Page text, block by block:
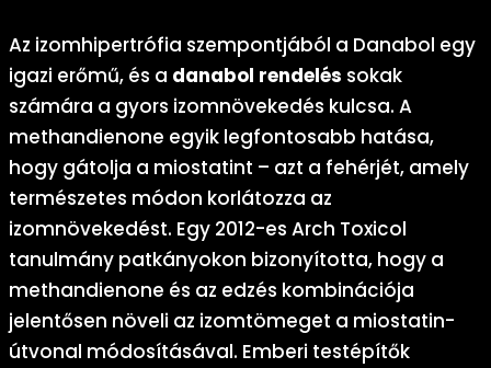
Az izomhipertrófia szempontjából a Danabol egy
igazi erőmű, és a danabol rendelés sokak
számára a gyors izomnövekedés kulcsa. A
methandienone egyik legfontosabb hatása,
hogy gátolja a miostatint – azt a fehérjét, amely
természetes módon korlátozza az
izomnövekedést. Egy 2012-es Arch Toxicol
tanulmány patkányokon bizonyította, hogy a
methandienone és az edzés kombinációja
jelentősen növeli az izomtömeget a miostatin-
útvonal módosításával. Emberi testépítők